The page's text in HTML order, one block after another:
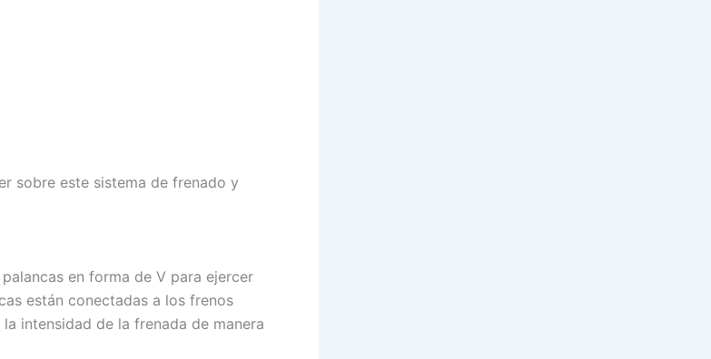
sobre este sistema de frenado y
en forma de V para ejercer
están conectadas a los frenos
intensidad de la frenada de manera